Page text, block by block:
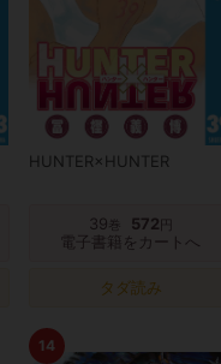
HUNTER×HUNTER
39 巻 572円
電子書籍をカートへ
タダ読み
14